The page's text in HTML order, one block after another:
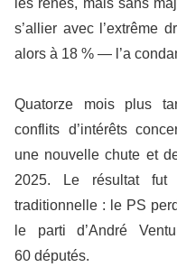
s’allier avec l’extrême
alors à 18 % — l’a
Quatorze mois plus
conflits d’intérêts
une nouvelle chute et
2025. Le résultat
traditionnelle : le PS
le parti d’André
60 députés.